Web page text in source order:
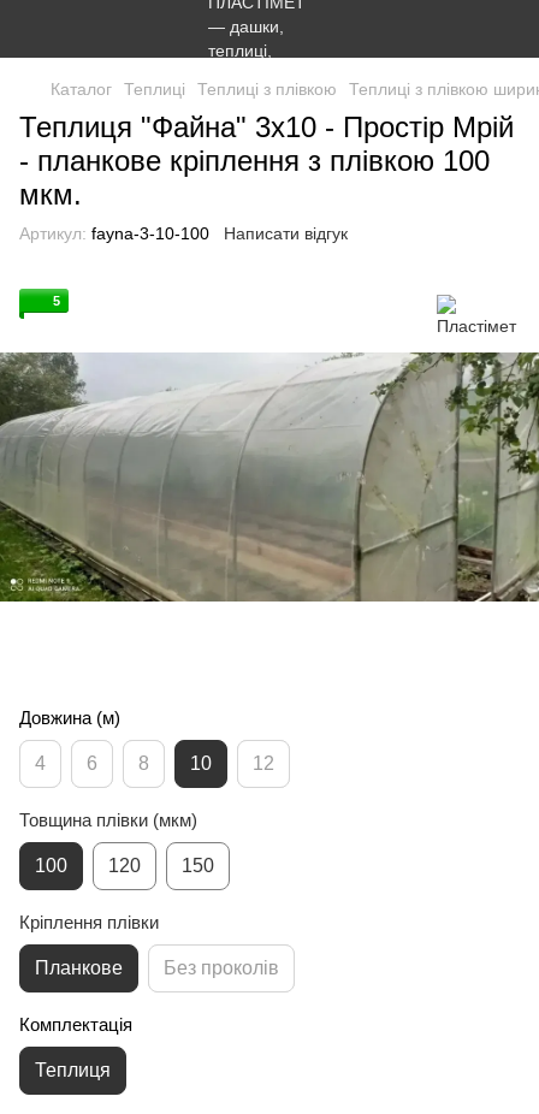
Каталог Теплиці Теплиці з плівкою Теплиці з плівкою
Теплиця "Файна" 3х10 - Простір Мрій
- планкове кріплення з плівкою 100
мкм.
Артикул: fayna-3-10-100 Написати відгук
5
Довжина (м)
4 6 8 10 12
Товщина плівки (мкм)
100 120 150
Кріплення плівки
Планкове Без проколів
Комплектація
Теплиця